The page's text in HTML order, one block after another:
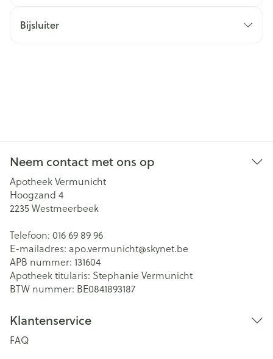
Bijsluiter
Neem contact met ons op
Apotheek Vermunicht
Hoogzand 4
2235Westmeerbeek
Telefoon: 016 69 89 96
E-mailadres: apo.vermunicht@skynet.be
APB nummer: 131604
Apotheek titularis: Stephanie Vermunicht
BTW nummer: BE0841893187
Klantenservice
FAQ